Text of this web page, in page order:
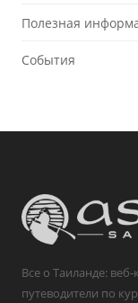
Полезная
События
Все о Таиланде:
путеводители по